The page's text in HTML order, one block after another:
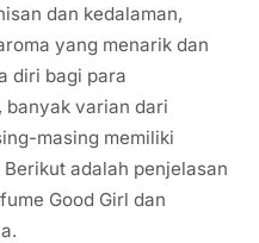
dan kedalaman,
yang menarik dan
diri bagi para
banyak varian dari
masing memiliki
adalah penjelasan
Good Girl dan